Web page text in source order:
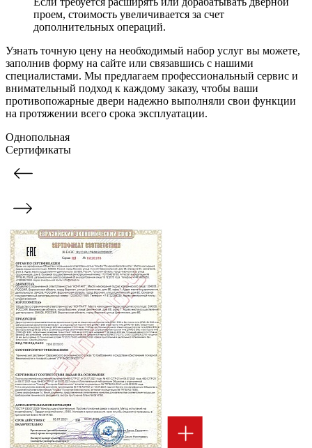
проем, стоимость увеличивается за счет
дополнительных операций.
Узнать точную цену на необходимый набор услуг вы можете,
заполнив форму на сайте или связавшись с нашими
специалистами. Мы предлагаем профессиональный сервис и
внимательный подход к каждому заказу, чтобы ваши
противопожарные двери надежно выполняли свои функции
на протяжении всего срока эксплуатации.
Однопольная
Сертификаты